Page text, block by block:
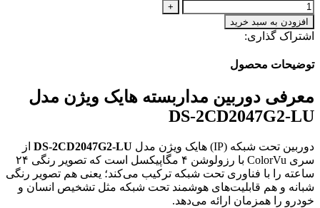
افزودن به سبد خرید
اشتراک گذاری:
توضیحات محصول
معرفی دوربین مداربسته هایک ویژن مدل
DS-2CD2047G2-LU
دوربین تحت شبکه (IP) هایک ویژن مدل DS-2CD2047G2-LU از
سری ColorVu با رزولوشن ۴ مگاپیکسل است که تصویر رنگی ۲۴
ساعته را با فناوری تحت شبکه ترکیب می‌کند؛ یعنی هم تصویر رنگی
شبانه و هم قابلیت‌های هوشمند تحت شبکه مثل تشخیص انسان و
خودرو را همزمان ارائه می‌دهد.